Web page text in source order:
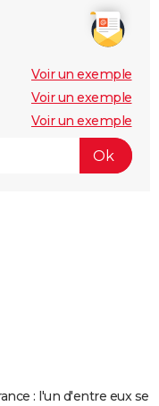
Voir un exemple
Voir un exemple
Voir un exemple
: l'un d'entre eux se